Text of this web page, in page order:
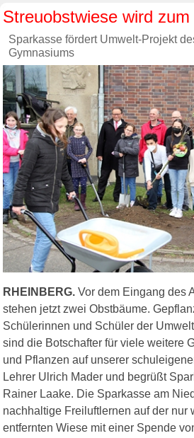
Streuobstwiese wird
Sparkasse fördert Umwelt-Projekt
Gymnasiums
RHEINBERG. Vor dem Eingang des
stehen jetzt zwei Obstbäume.
Schülerinnen und Schüler der
sind die Botschafter für viele weitere
und Pflanzen auf unserer
Lehrer Ulrich Mader und begrüßt
Rainer Laake. Die Sparkasse am
nachhaltige Freiluftlernen auf der nur
entfernten Wiese mit einer Spende